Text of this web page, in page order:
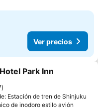
Ver precios
a favoritos
Park Inn
Estación de tren de Shinjuku
de inodoro estilo avión